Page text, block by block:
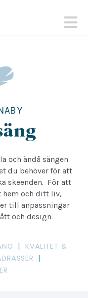
och ändå sängen
du behöver för att
skeenden. För att
hem och ditt liv,
till anpassningar
och design.
| KVALITET &
|